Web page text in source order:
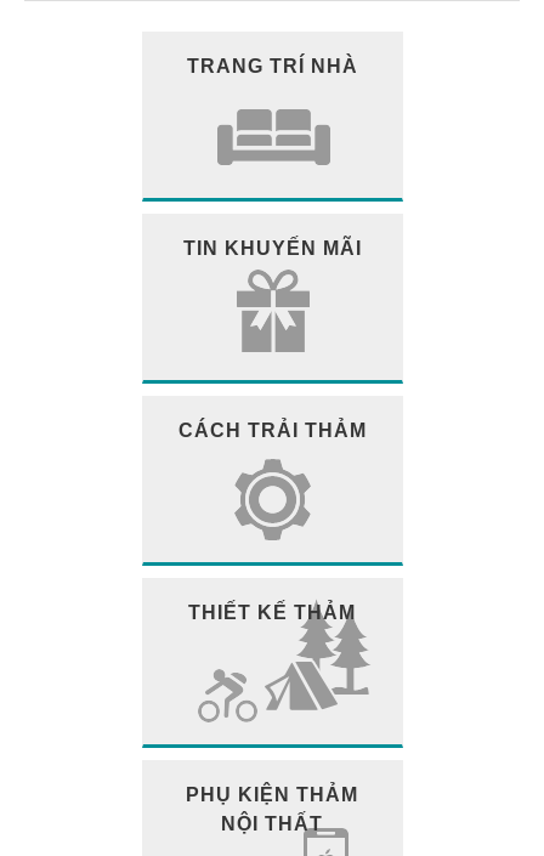
TRANG TRÍ NHÀ
TIN KHUYẾN MÃI
CÁCH TRẢI THẢM
THIẾT KẾ THẢM
PHỤ KIỆN THẢM
NỘI THẤT